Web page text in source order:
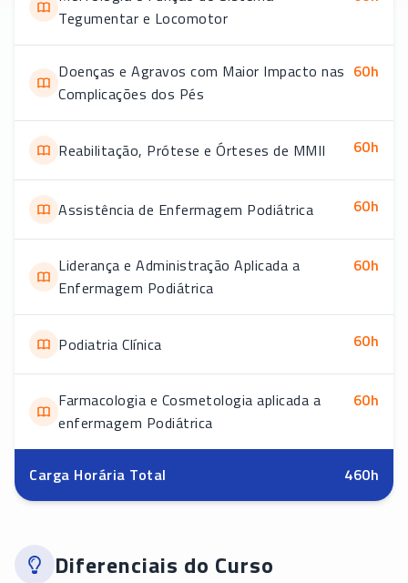
Tegumentar e Locomotor
Doenças e Agravos com Maior Impacto nas
Complicações dos Pés
60h
Reabilitação, Prótese e Órteses de MMII 60h
Assistência de Enfermagem Podiátrica 60h
Liderança e Administração Aplicada a
Enfermagem Podiátrica
60h
Podiatria Clínica 60h
Farmacologia e Cosmetologia aplicada a
enfermagem Podiátrica
60h
Carga Horária Total 460h
Diferenciais do Curso